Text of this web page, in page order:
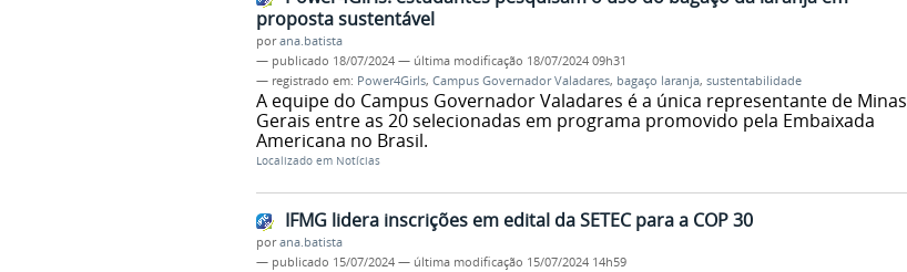
proposta sustentável
porana.batista
— publicado 18/07/2024 — última modificação 18/07/2024 09h31
— registrado em: Power4Girls, Campus Governador Valadares, bagaço laranja, sustentabilidade
A equipe do Campus Governador Valadares é a única representante de Minas
Gerais entre as 20 selecionadas em programa promovido pela Embaixada
Americana no Brasil.
Localizado em Notícias
IFMG lidera inscrições em edital da SETEC para a COP 30
porana.batista
— publicado 15/07/2024 — última modificação 15/07/2024 14h59